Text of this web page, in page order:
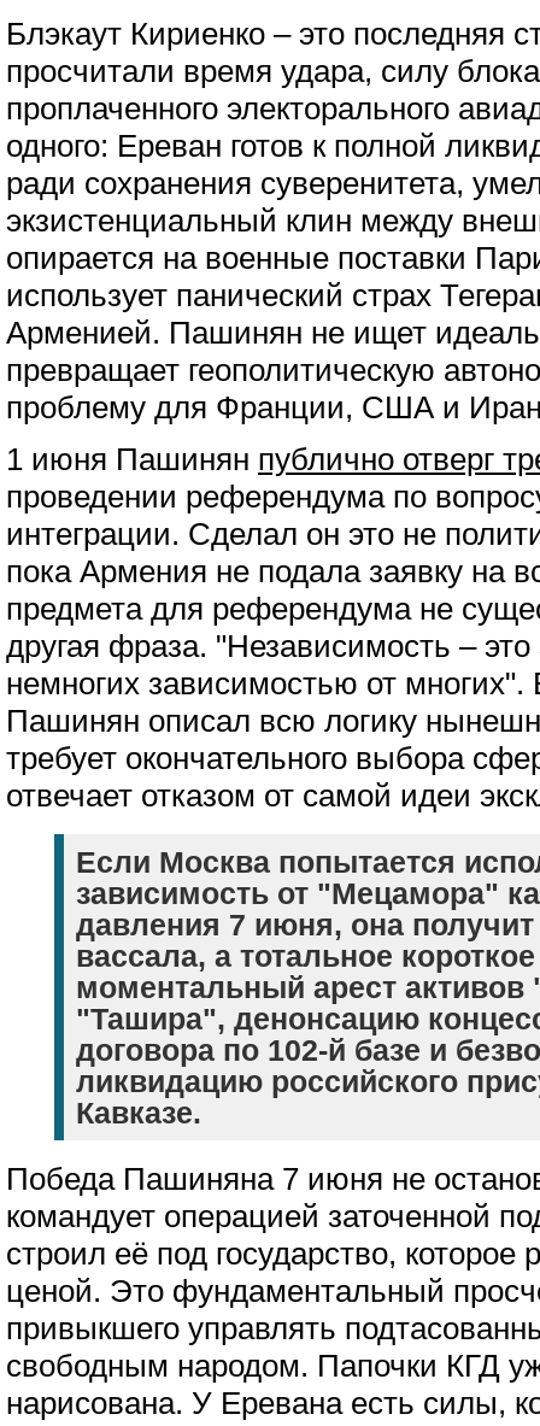
Блэкаут Кириенко – это последняя
просчитали время удара, силу
проплаченного электорального
одного: Ереван готов к полной
ради сохранения суверенитета,
экзистенциальный клин между
опирается на военные поставки
использует панический страх
Арменией. Пашинян не ищет
превращает геополитическую
проблему для Франции, США и
1 июня Пашинян публично отверг
проведении референдума по
интеграции. Сделал он это не
пока Армения не подала заявку на
предмета для референдума не
другая фраза. "Независимость –
немногих зависимостью от
Пашинян описал всю логику
требует окончательного выбора
отвечает отказом от самой идеи
Если Москва попытается
зависимость от "Мецамора"
давления 7 июня, она получит
вассала, а тотальное
моментальный арест активов
"Ташира", денонсацию
договора по 102-й базе и
ликвидацию российского
Кавказе.
Победа Пашиняна 7 июня не
командует операцией заточенной
строил её под государство,
ценой. Это фундаментальный
привыкшего управлять
свободным народом. Папочки КГД
нарисована. У Еревана есть силы,